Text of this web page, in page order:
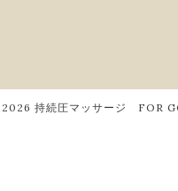
持続圧マッサージ FOR